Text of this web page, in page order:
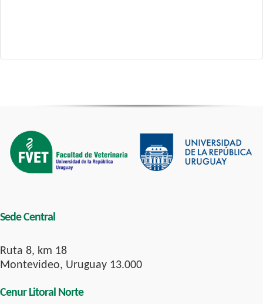
Sede Central
Ruta 8, km 18
Montevideo, Uruguay 13.000
Cenur Litoral Norte